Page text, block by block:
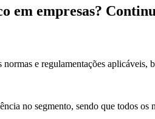
em empresas?
e regulamentações aplicáveis,
no segmento, sendo que todos os